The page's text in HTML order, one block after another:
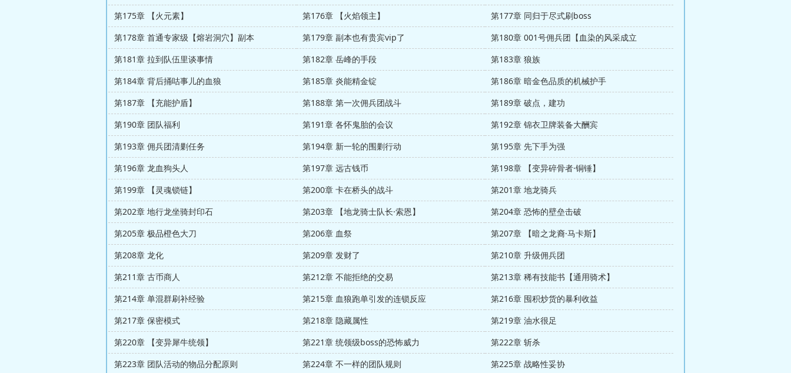
第175章 【火元素】
第176章 【火焰领主】
第177章 同归于尽式刷boss
第178章 首通专家级【熔岩洞穴】副本
第179章 副本也有贵宾vip了
第180章 001号佣兵团【血染的风采成立
第181章 拉到队伍里谈事情
第182章 岳峰的手段
第183章 狼族
第184章 背后捅咕事儿的血狼
第185章 炎能精金锭
第186章 暗金色品质的机械护手
第187章 【充能护盾】
第188章 第一次佣兵团战斗
第189章 破点，建功
第190章 团队福利
第191章 各怀鬼胎的会议
第192章 锦衣卫牌装备大酬宾
第193章 佣兵团清剿任务
第194章 新一轮的围剿行动
第195章 先下手为强
第196章 龙血狗头人
第197章 远古钱币
第198章 【变异碎骨者·铜锤】
第199章 【灵魂锁链】
第200章 卡在桥头的战斗
第201章 地龙骑兵
第202章 地行龙坐骑封印石
第203章 【地龙骑士队长·索恩】
第204章 恐怖的壁垒击破
第205章 极品橙色大刀
第206章 血祭
第207章 【暗之龙裔·马卡斯】
第208章 龙化
第209章 发财了
第210章 升级佣兵团
第211章 古币商人
第212章 不能拒绝的交易
第213章 稀有技能书【通用骑术】
第214章 单混群刷补经验
第215章 血狼跑单引发的连锁反应
第216章 囤积炒货的暴利收益
第217章 保密模式
第218章 隐藏属性
第219章 油水很足
第220章 【变异犀牛统领】
第221章 统领级boss的恐怖威力
第222章 斩杀
第223章 团队活动的物品分配原则
第224章 不一样的团队规则 第225章 战略性妥协